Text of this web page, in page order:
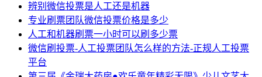
辨别微信投票是人工还是机器
专业刷票团队微信投票价格是多少
人工和机器刷票一小时可以刷多少票
微信刷投票-人工投票团队怎么样的方法-正规人工投票
平台